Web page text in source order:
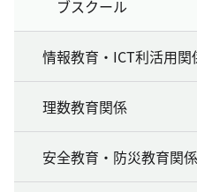
ブスクール
情報教育・ICT利活用関
理数教育関係
安全教育・防災教育関係